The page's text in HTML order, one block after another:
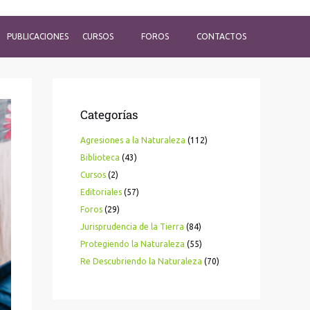
PUBLICACIONES CURSOS FOROS CONTACTOS
Categorías
Agresiones a la Naturaleza (112)
Biblioteca (43)
Cursos (2)
Editoriales (57)
Foros (29)
Jurisprudencia de la Tierra (84)
Protegiendo la Naturaleza (55)
Re Descubriendo la Naturaleza (70)